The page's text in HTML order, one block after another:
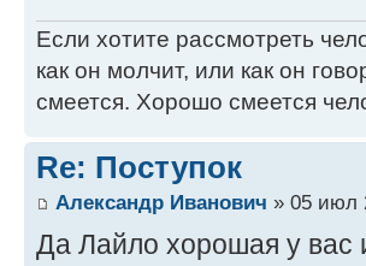
Если хотите рассмотреть
как он молчит, или как он
смеется. Хорошо смеется
Re: Поступок
Александр Иванович » 05 июл
Да Лайло хорошая у вас